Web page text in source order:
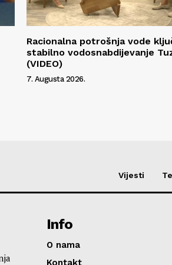
Racionalna potrošnja vode
stabilno vodosnabdijevanje
(VIDEO)
7. Augusta 2026.
Vijesti
Info
O nama
Kontakt